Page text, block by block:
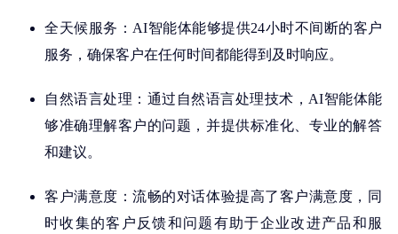
全天候服务：AI智能体能够提供24小时不间断的客户
服务，确保客户在任何时间都能得到及时响应。
自然语言处理：通过自然语言处理技术，AI智能体能
够准确理解客户的问题，并提供标准化、专业的解答
和建议。
客户满意度：流畅的对话体验提高了客户满意度，同
时收集的客户反馈和问题有助于企业改进产品和服